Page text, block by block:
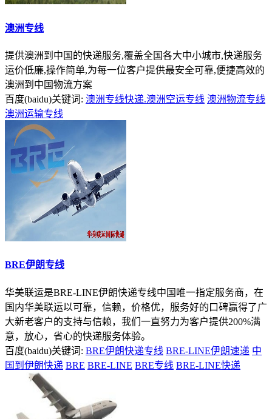
澳洲专线
提供澳洲到中国的快递服务,覆盖全国各大中小城市,快递服务
运价低廉,操作简单,为每一位客户提供最安全可靠,便捷高效的
澳洲到中国物流方案
百度(baidu)关键词: 澳洲专线快递.澳洲空运专线 澳洲物流专线
澳洲运输专线
BRE伊朗专线
华美联运是BRE-LINE伊朗快递专线中国唯一指定服务商，在
国内华美联运以可靠，信赖，价格优，服务好的口碑赢得了广
大新老客户的支持与信赖，我们一直努力为客户提供200%满
意，放心，省心的快递服务体验。
百度(baidu)关键词: BRE伊朗快递专线 BRE-LINE伊朗速递 中
国到伊朗快递 BRE BRE-LINE BRE专线 BRE-LINE快递